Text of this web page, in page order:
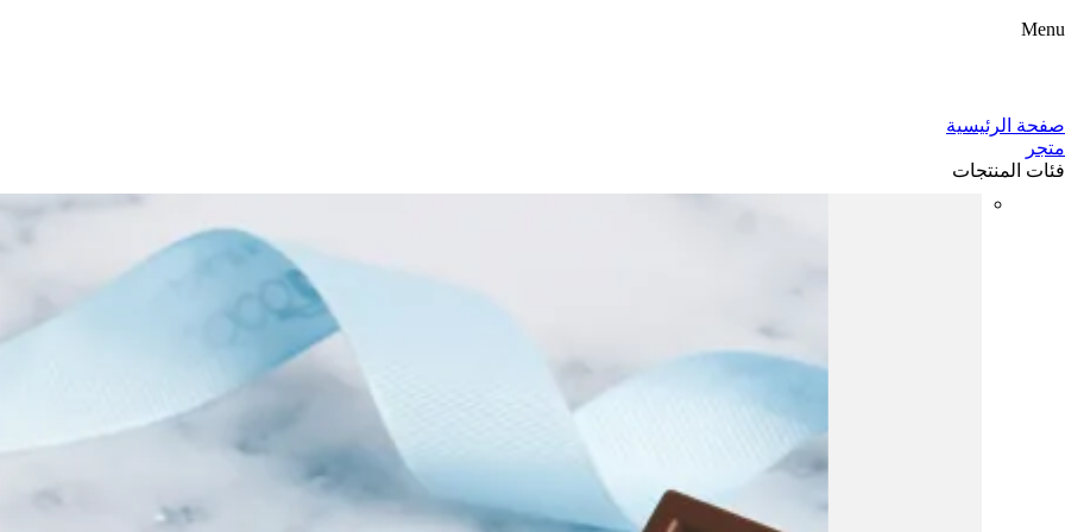
Menu
صفحة الرئيسية
متجر
فئات المنتجات